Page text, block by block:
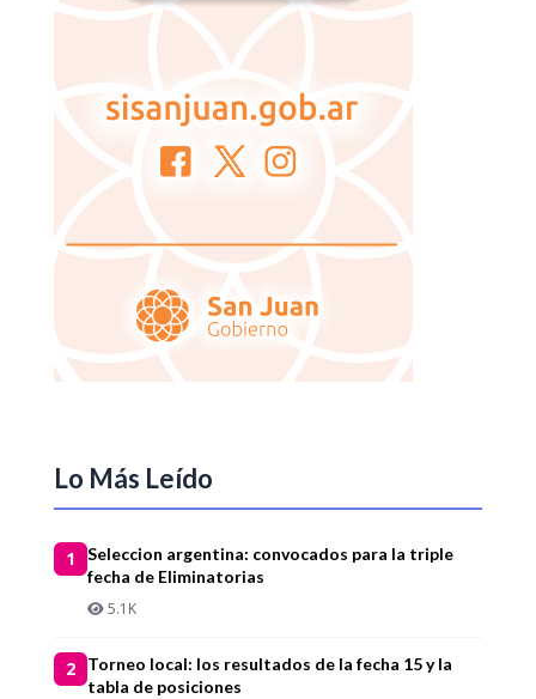
Lo Más Leído
1
Seleccion argentina: convocados para la triple
fecha de Eliminatorias
5.1K
2
Torneo local: los resultados de la fecha 15 y la
tabla de posiciones